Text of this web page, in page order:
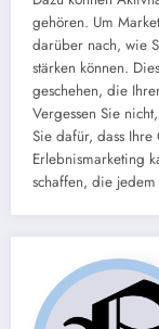
gehören. Um
darüber nach, wie
stärken können.
geschehen, die
Vergessen Sie
Sie dafür, dass
Erlebnismarketing
schaffen, die